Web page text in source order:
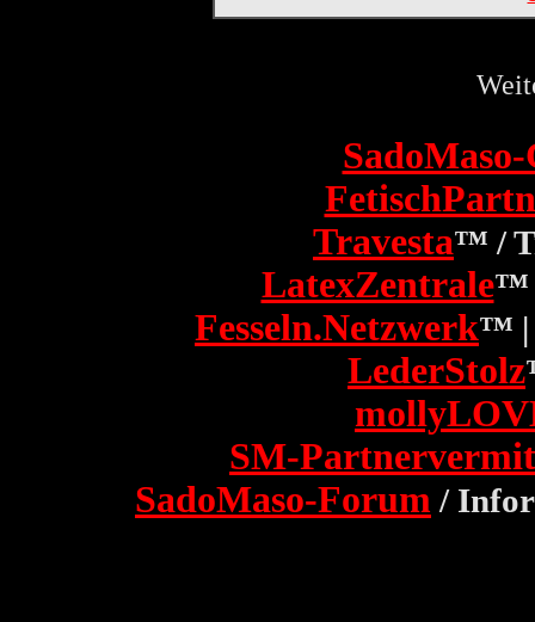
Travesta™ /
LatexZentrale™
Fesseln.Netzwerk™ |
LederStolz
SM-
SadoMaso-Forum /